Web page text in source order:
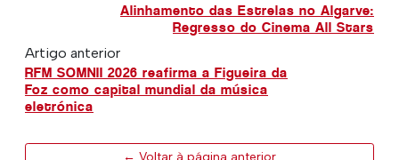
Alinhamento das Estrelas no Algarve:
Regresso do Cinema All Stars
Artigo anterior
RFM SOMNII 2026 reafirma a Figueira da
Foz como capital mundial da música
eletrónica
← Voltar à página anterior